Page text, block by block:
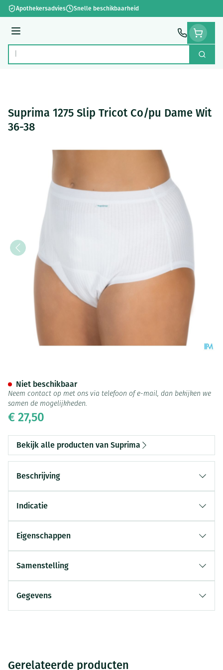
Ga naar de inhoud
Apothekersadvies Snelle beschikbaarheid
Menu
Product, merk, categorie... Zoek
Suprima 1275 Slip Tricot Co/pu Dame Wit
36-38
€ 27,50
Niet beschikbaar
Neem contact op met ons via telefoon of e-mail, dan bekijken we
samen de mogelijkheden.
Bekijk alle producten van Suprima
Beschrijving
Indicatie
Eigenschappen
Samenstelling
Gegevens
Gerelateerde producten